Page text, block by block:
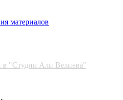
материалов
в "Студии Али Велиева"